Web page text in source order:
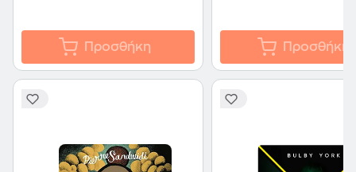
Προσθήκη Προσθήκη